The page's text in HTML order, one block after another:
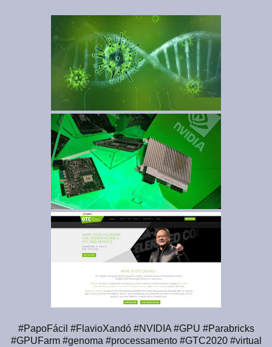
#PapoFácil #FlavioXandó #NVIDIA #GPU #Parabricks
#GPUFarm #genoma #processamento #GTC2020 #virtual